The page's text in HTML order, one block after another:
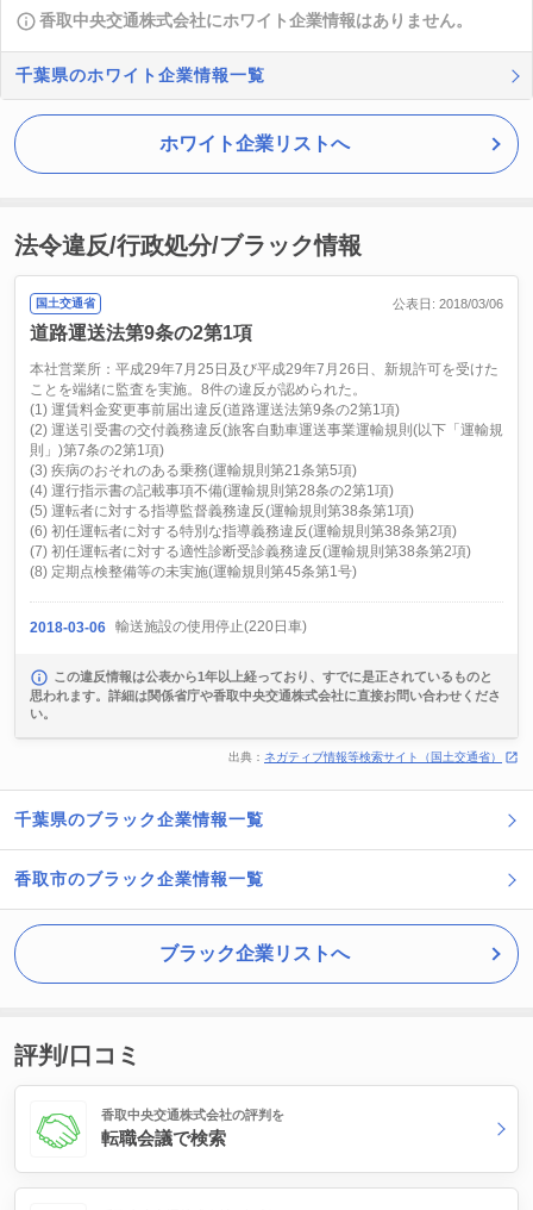
香取中央交通株式会社にホワイト企業情報はありません。
千葉県のホワイト企業情報一覧
ホワイト企業リストへ
法令違反/行政処分/ブラック情報
公表日: 2018/03/06
国土交通省
道路運送法第9条の2第1項
本社営業所：平成29年7月25日及び平成29年7月26日、新規許可を受けた
ことを端緒に監査を実施。8件の違反が認められた。
(1) 運賃料金変更事前届出違反(道路運送法第9条の2第1項)
(2) 運送引受書の交付義務違反(旅客自動車運送事業運輸規則(以下「運輸規
則」)第7条の2第1項)
(3) 疾病のおそれのある乗務(運輸規則第21条第5項)
(4) 運行指示書の記載事項不備(運輸規則第28条の2第1項)
(5) 運転者に対する指導監督義務違反(運輸規則第38条第1項)
(6) 初任運転者に対する特別な指導義務違反(運輸規則第38条第2項)
(7) 初任運転者に対する適性診断受診義務違反(運輸規則第38条第2項)
(8) 定期点検整備等の未実施(運輸規則第45条第1号)
2018-03-06 輸送施設の使用停止(220日車)
この違反情報は公表から1年以上経っており、すでに是正されているものと
思われます。詳細は関係省庁や香取中央交通株式会社に直接お問い合わせくださ
い。
出典： ネガティブ情報等検索サイト（国土交通省）
千葉県のブラック企業情報一覧
香取市のブラック企業情報一覧
ブラック企業リストへ
評判/口コミ
香取中央交通株式会社の評判を
転職会議で検索